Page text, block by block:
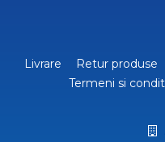
Livrare Retur produse
Termeni si